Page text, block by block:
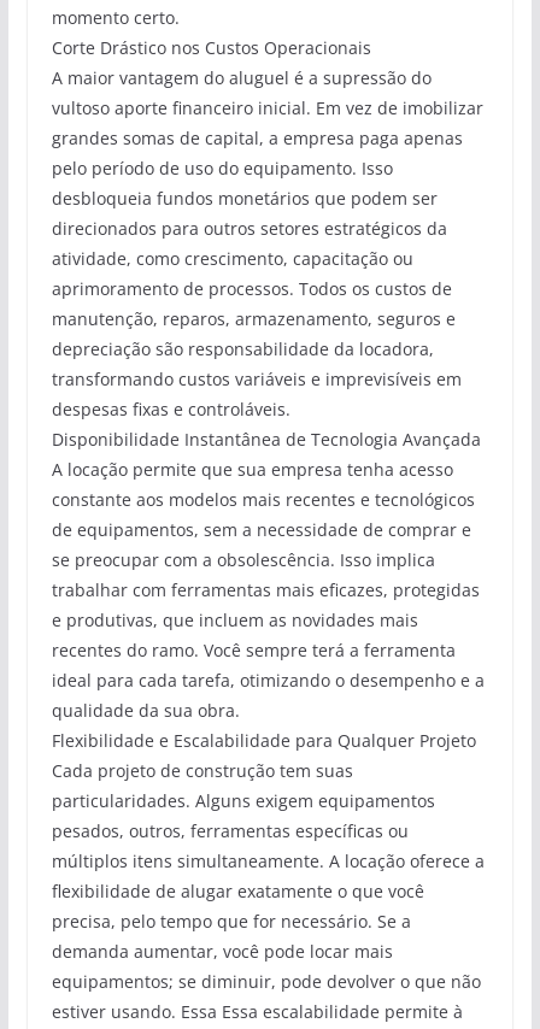
momento certo.
Corte Drástico nos Custos Operacionais
A maior vantagem do aluguel é a supressão do
vultoso aporte financeiro inicial. Em vez de imobilizar
grandes somas de capital, a empresa paga apenas
pelo período de uso do equipamento. Isso
desbloqueia fundos monetários que podem ser
direcionados para outros setores estratégicos da
atividade, como crescimento, capacitação ou
aprimoramento de processos. Todos os custos de
manutenção, reparos, armazenamento, seguros e
depreciação são responsabilidade da locadora,
transformando custos variáveis e imprevisíveis em
despesas fixas e controláveis.
Disponibilidade Instantânea de Tecnologia Avançada
A locação permite que sua empresa tenha acesso
constante aos modelos mais recentes e tecnológicos
de equipamentos, sem a necessidade de comprar e
se preocupar com a obsolescência. Isso implica
trabalhar com ferramentas mais eficazes, protegidas
e produtivas, que incluem as novidades mais
recentes do ramo. Você sempre terá a ferramenta
ideal para cada tarefa, otimizando o desempenho e a
qualidade da sua obra.
Flexibilidade e Escalabilidade para Qualquer Projeto
Cada projeto de construção tem suas
particularidades. Alguns exigem equipamentos
pesados, outros, ferramentas específicas ou
múltiplos itens simultaneamente. A locação oferece a
flexibilidade de alugar exatamente o que você
precisa, pelo tempo que for necessário. Se a
demanda aumentar, você pode locar mais
equipamentos; se diminuir, pode devolver o que não
estiver usando. Essa Essa escalabilidade permite à